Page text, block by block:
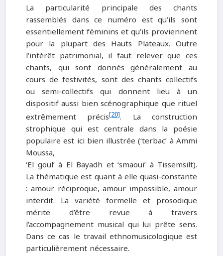
La particularité principale des chants
rassemblés dans ce numéro est qu’ils sont
essentiellement féminins et qu’ils proviennent
pour la plupart des Hauts Plateaux. Outre
l’intérêt patrimonial, il faut relever que ces
chants, qui sont donnés généralement au
cours de festivités, sont des chants collectifs
ou semi-collectifs qui donnent lieu à un
dispositif aussi bien scénographique que rituel
extrêmement précis[20]. La construction
strophique qui est centrale dans la poésie
populaire est ici bien illustrée (‘terbac’ à Ammi
Moussa,
‘El goul’ à El Bayadh et ‘smaoui’ à Tissemsilt).
La thématique est quant à elle quasi-constante
: amour réciproque, amour impossible, amour
interdit. La variété formelle et prosodique
mérite d’être revue à travers
l’accompagnement musical qui lui prête sens.
Dans ce cas le travail ethnomusicologique est
particulièrement nécessaire.